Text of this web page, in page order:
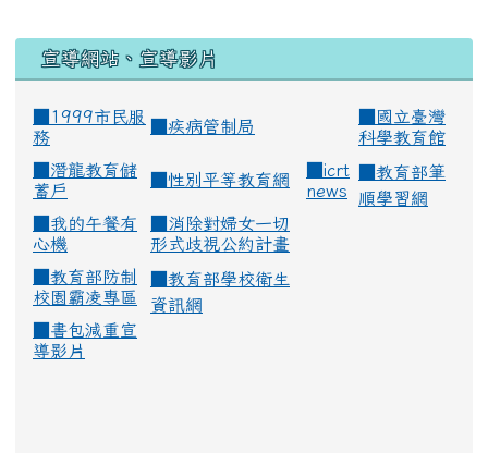
宣導網站、宣導影片
■1999市民服
務
疾病管制局
國立臺灣
科學教育館
潛龍教育儲
蓄戶
性別平等教育網
icrt
news
教育部筆
順學習網
我的午餐有
心機
消除對婦女一切
形式歧視公約計畫
教育部防制
校園霸凌專區
教育部學校衛生
資訊網
書包減重宣
導影片